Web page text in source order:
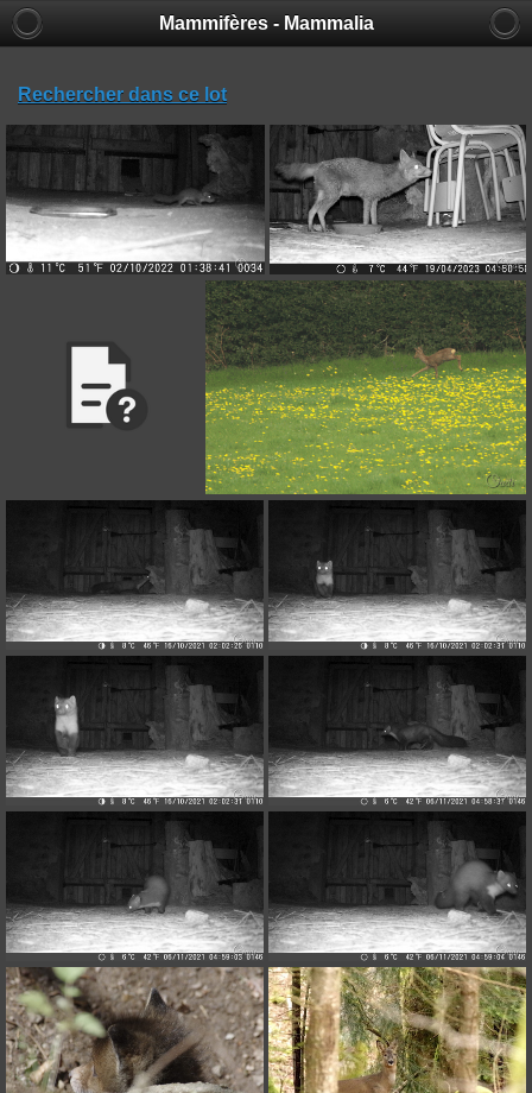
Mammifères - Mammalia
Rechercher dans ce lot